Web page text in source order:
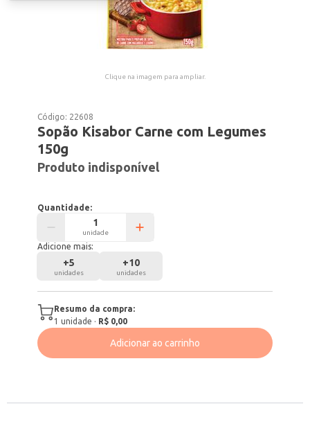
Clique na imagem para ampliar.
Código: 22608
Sopão Kisabor Carne com Legumes
150g
Produto indisponível
Quantidade:
unidade
Adicione mais:
+5
unidades
+10
unidades
Resumo da compra:
1 unidade · R$ 0,00
Adicionar ao carrinho